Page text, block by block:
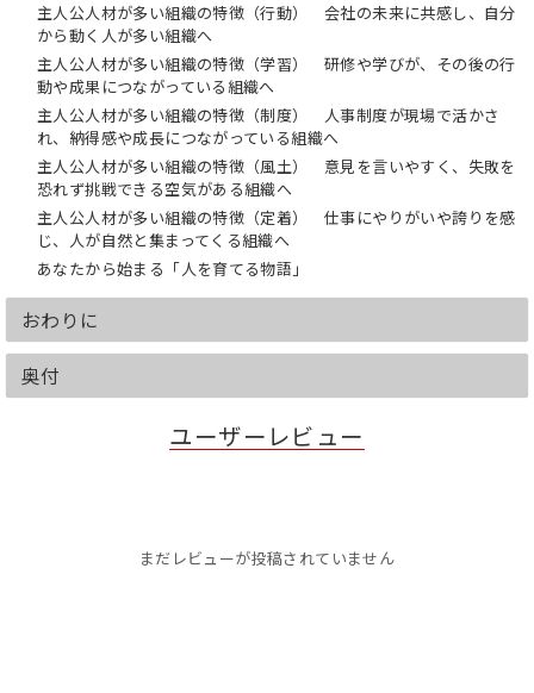
主人公人材が多い組織の特徴（行動） 会社の未来に共感し、自分
から動く人が多い組織へ
主人公人材が多い組織の特徴（学習） 研修や学びが、その後の行
動や成果につながっている組織へ
主人公人材が多い組織の特徴（制度） 人事制度が現場で活かさ
れ、納得感や成長につながっている組織へ
主人公人材が多い組織の特徴（風土） 意見を言いやすく、失敗を
恐れず挑戦できる空気がある組織へ
主人公人材が多い組織の特徴（定着） 仕事にやりがいや誇りを感
じ、人が自然と集まってくる組織へ
あなたから始まる「人を育てる物語」
おわりに
奥付
ユーザーレビュー
まだレビューが投稿されていません